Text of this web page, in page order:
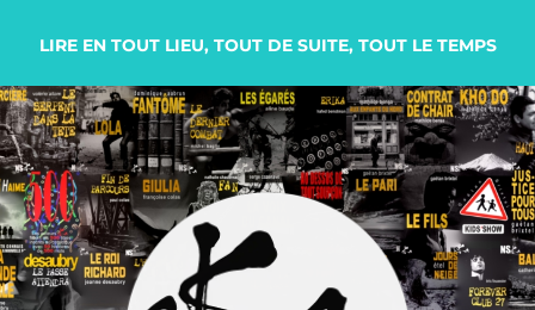
LIRE EN TOUT LIEU, TOUT DE SUITE, TOUT LE TEMPS